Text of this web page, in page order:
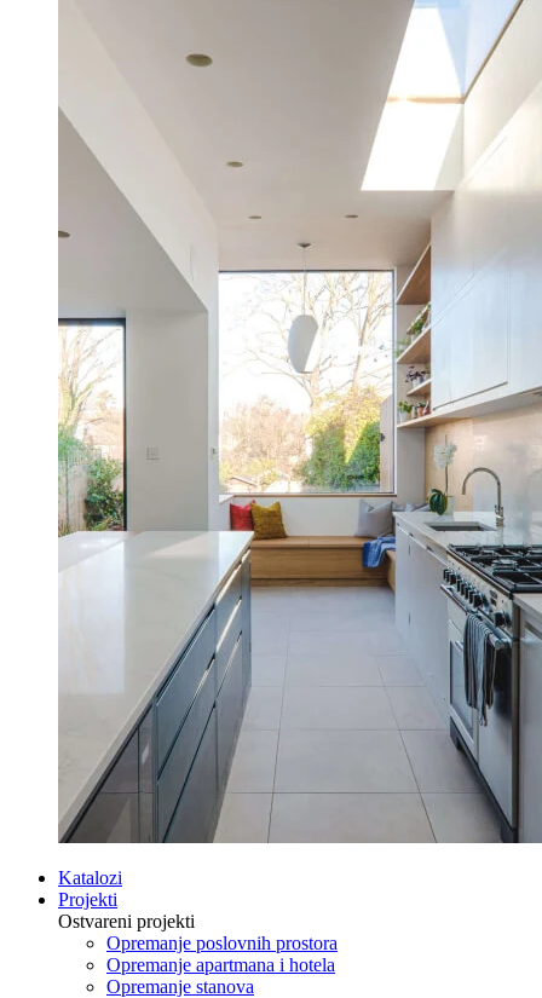
Katalozi
Projekti
Ostvareni projekti
Opremanje poslovnih prostora
Opremanje apartmana i hotela
Opremanje stanova